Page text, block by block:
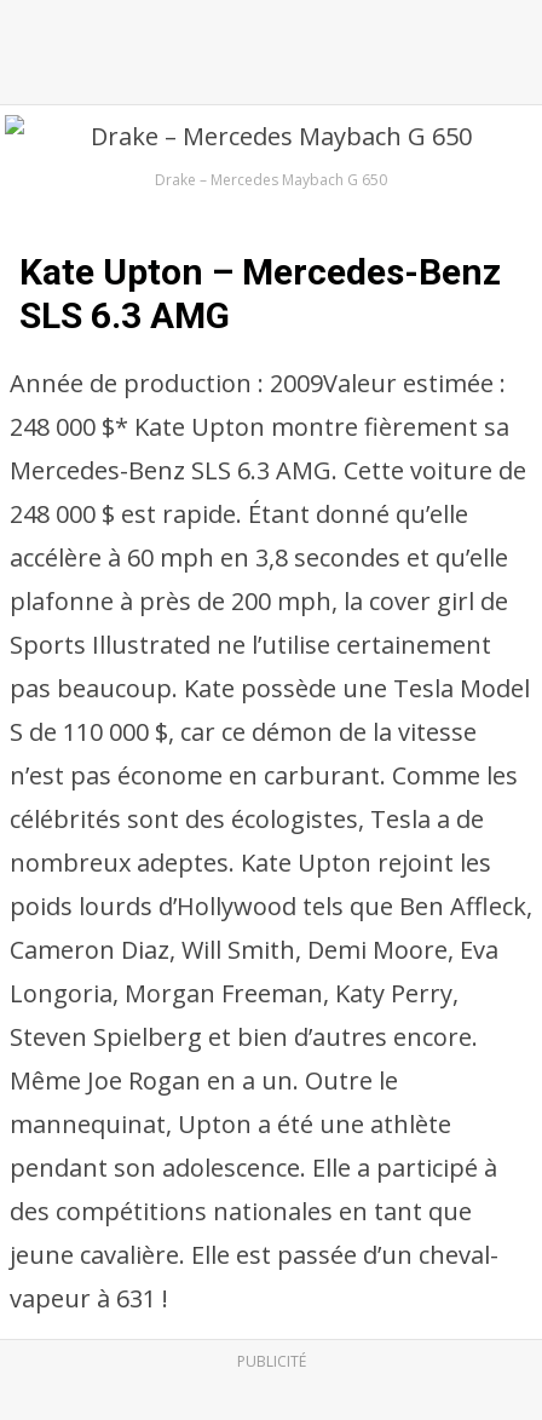
Drake – Mercedes Maybach G 650
Kate Upton – Mercedes-Benz
SLS 6.3 AMG
Année de production : 2009Valeur estimée :
248 000 $* Kate Upton montre fièrement sa
Mercedes-Benz SLS 6.3 AMG. Cette voiture de
248 000 $ est rapide. Étant donné qu’elle
accélère à 60 mph en 3,8 secondes et qu’elle
plafonne à près de 200 mph, la cover girl de
Sports Illustrated ne l’utilise certainement
pas beaucoup. Kate possède une Tesla Model
S de 110 000 $, car ce démon de la vitesse
n’est pas économe en carburant. Comme les
célébrités sont des écologistes, Tesla a de
nombreux adeptes. Kate Upton rejoint les
poids lourds d’Hollywood tels que Ben Affleck,
Cameron Diaz, Will Smith, Demi Moore, Eva
Longoria, Morgan Freeman, Katy Perry,
Steven Spielberg et bien d’autres encore.
Même Joe Rogan en a un. Outre le
mannequinat, Upton a été une athlète
pendant son adolescence. Elle a participé à
des compétitions nationales en tant que
jeune cavalière. Elle est passée d’un cheval-
vapeur à 631 !
PUBLICITÉ